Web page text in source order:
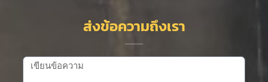
ส่งข้อความถึงเรา